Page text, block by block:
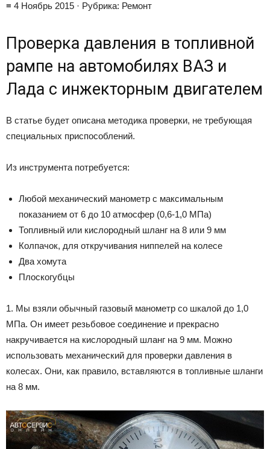
≡ 4 Ноябрь 2015 · Рубрика: Ремонт
Проверка давления в топливной
рампе на автомобилях ВАЗ и
Лада с инжекторным двигателем
В статье будет описана методика проверки, не требующая
специальных приспособлений.
Из инструмента потребуется:
Любой механический манометр с максимальным
показанием от 6 до 10 атмосфер (0,6-1,0 МПа)
Топливный или кислородный шланг на 8 или 9 мм
Колпачок, для откручивания ниппелей на колесе
Два хомута
Плоскогубцы
1. Мы взяли обычный газовый манометр со шкалой до 1,0
МПа. Он имеет резьбовое соединение и прекрасно
накручивается на кислородный шланг на 9 мм. Можно
использовать механический для проверки давления в
колесах. Они, как правило, вставляются в топливные шланги
на 8 мм.